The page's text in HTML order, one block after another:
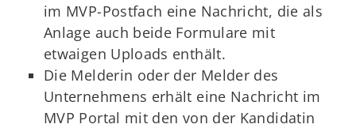
im MVP-Postfach eine Nachricht, die als
Anlage auch beide Formulare mit
etwaigen Uploads enthält.
Die Melderin oder der Melder des
Unternehmens erhält eine Nachricht im
MVP Portal mit den von der Kandidatin